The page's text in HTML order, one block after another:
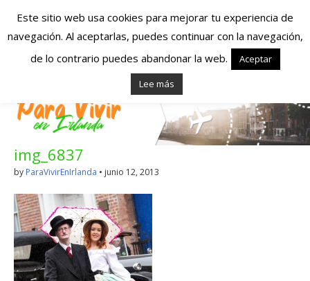
Españoles en
Irlanda – Vivir en
Irlanda – Trabajo
en Irlanda –
Alojamiento en
Irlanda
Blog dedicado a los que viven, estudian y trabajan en
Irlanda!
img_6837
by ParaVivirEnIrlanda • junio 12, 2013
Este sitio web usa cookies para mejorar tu experiencia de
navegación. Al aceptarlas, puedes continuar con la navegación,
de lo contrario puedes abandonar la web.
Aceptar
Lee más